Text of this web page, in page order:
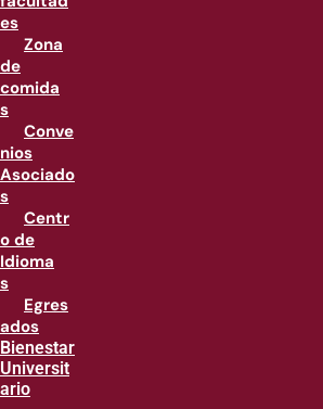
es
Zona
de
comida
s
Conve
nios
Asociado
s
Centr
o de
Idioma
s
Egres
ados
Bienestar
Universit
ario